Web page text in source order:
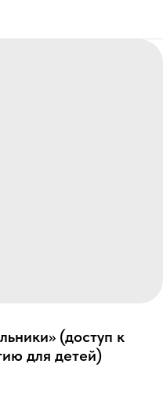
(доступ к
для детей)